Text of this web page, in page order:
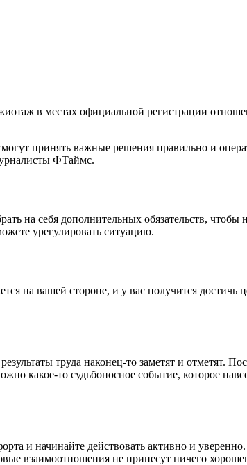
в местах официальной регистрации
принять важные решения правильно и
ФТаймс.
на себя дополнительных обязательств, чтобы
урегулировать ситуацию.
на вашей стороне, и у вас получится
труда наконец-то заметят и отметят.
какое-то судьбоносное событие, которое
и начинайте действовать активно и
взаимоотношения не принесут ничего